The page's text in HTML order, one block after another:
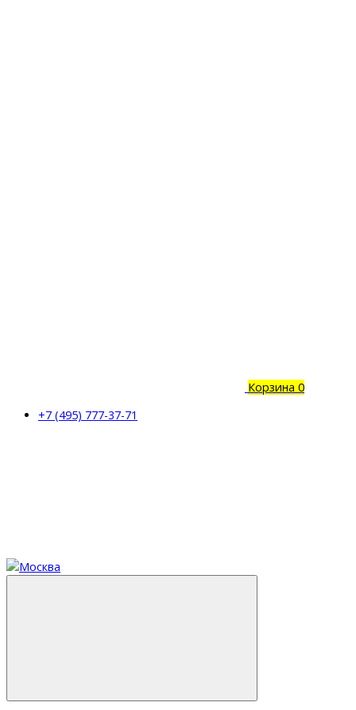
Корзина 0
+7 (495) 777-37-71